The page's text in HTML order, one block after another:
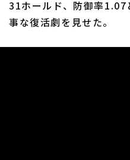
31ホールド、防御率
事な復活劇を見せた。